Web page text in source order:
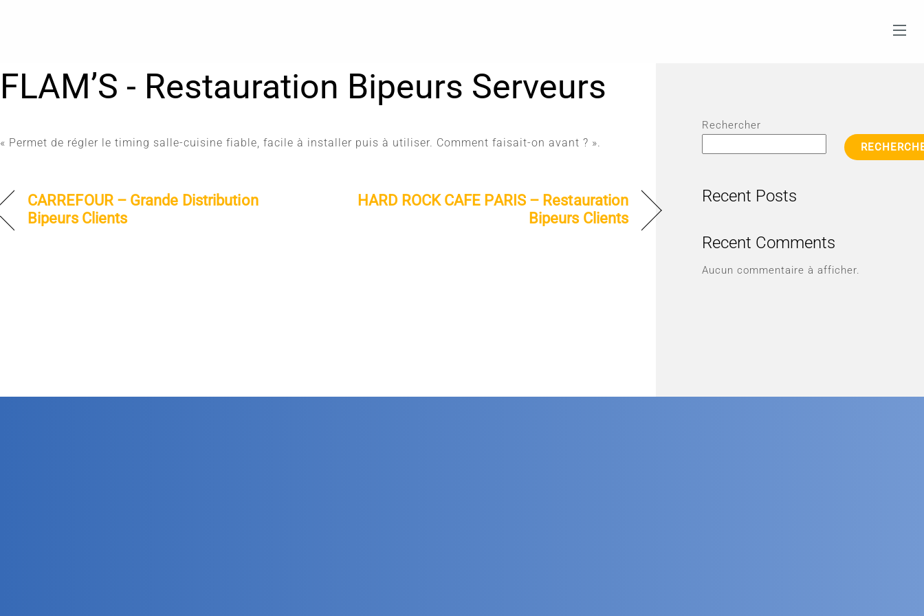
FLAM’S - Restauration Bipeurs Serveurs
« Permet de régler le timing salle-cuisine fiable, facile à installer puis à utiliser. Comment faisait-on avant ? ».
CARREFOUR – Grande Distribution
Bipeurs Clients
HARD ROCK CAFE PARIS – Restauration
Bipeurs Clients
Rechercher
Recent Posts
Recent Comments
Aucun commentaire à afficher.